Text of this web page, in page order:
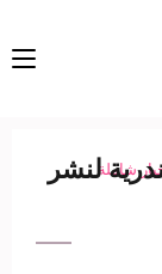
شاملةلنشر